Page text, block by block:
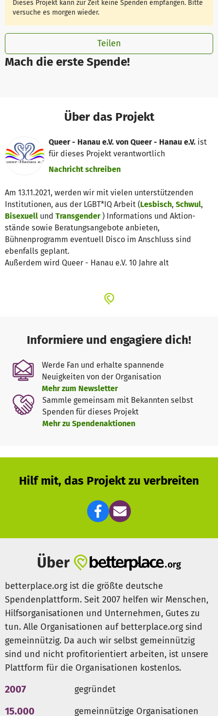
Mach die erste Spende!
Dieses Projekt kann zur Zeit keine Spenden empfangen. Bitte
versuche es morgen wieder.
Teilen
Über das Projekt
Queer - Hanau e.V. von Queer - Hanau e.V. ist
für dieses Projekt verantwortlich
Nachricht schreiben
Am 13.11.2021, werden wir mit vielen unterstützenden
Institutionen, aus der LGBT*IQ Arbeit (Lesbisch, Schwul,
Bisexuell und Transgender) Informations und Aktion-
stände sowie Beratungsangebote anbieten,
Bühnenprogramm eventuell Disco im Anschluss sind
ebenfalls geplant.
Außerdem wird Queer - Hanau e.V. 10 Jahre alt
Informiere und engagiere dich!
Werde Fan und erhalte spannende
Neuigkeiten von der Organisation
Mehr zum Newsletter
Sammle gemeinsam mit Bekannten selbst
Spenden für dieses Projekt
Mehr zu Spendenaktionen
Hilf mit, das Projekt zu verbreiten
Über
betterplace.org ist die größte deutsche
Spendenplattform. Seit 2007 helfen wir Menschen,
Hilfsorganisationen und Unternehmen, Gutes zu
tun. Alle Organisationen auf betterplace.org sind
gemeinnützig. Da auch wir selbst gemeinnützig
sind und nicht profitorientiert arbeiten, ist unsere
Plattform für die Organisationen kostenlos.
2007 gegründet
15.000 gemeinnützige Organisationen